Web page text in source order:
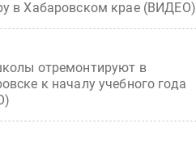
в Хабаровском крае (ВИДЕО)
отремонтируют в
к началу учебного года